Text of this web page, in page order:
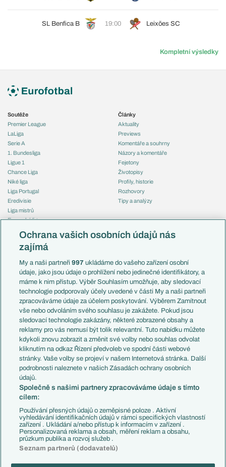
SL Benfica B 19:00 Leixões SC
Kompletní výsledky
Soutěže
Premier League
LaLiga
Serie A
1. Bundesliga
Ligue 1
Chance Liga
Niké liga
Liga Portugal
Eredivisie
Liga mistrů
Evropská liga
Mistrovství světa
Liga národů
Témata
Představení týmů MS
EuroSkauting
PL v kostce
Evropské koeficienty
Přestupy
Přestupové spekulace
Zranění
Kluby
Arsenal FC
Chelsea FC
Manchester United
AC Milán
Juventus FC
Bayern Mnichov
FC Barcelona
Real Madrid
Články
Aktuality
Previews
Komentáře a souhrny
Názory a komentáře
Fejetony
Životopisy
Profily, historie
Rozhovory
Tipy a analýzy
Česko
Francie
Itálie
Německo
Španělsko
Argentina
Brazílie
Přestupy
Zápasy
Livescore
Tipovací soutěž
Ochrana vašich osobních údajů nás
zajímá
My a naši partneři997 ukládáme do vašeho zařízení osobní
údaje, jako jsou údaje o prohlížení nebo jedinečné identifikátory, a
máme k nim přístup. Výběr Souhlasím umožňuje, aby sledovací
technologie podporovaly účely uvedené v části My a naši partneři
zpracováváme údaje za účelem poskytování. Výběrem Zamítnout
vše nebo odvoláním svého souhlasu je zakážete. Pokud jsou
sledovací technologie zakázány, některé zobrazené obsahy a
reklamy pro vás nemusí být tolik relevantní. Tuto nabídku můžete
kdykoli znovu zobrazit a změnit své volby nebo souhlas odvolat
kliknutím na odkaz Řízení předvoleb ve spodní části webové
stránky. Vaše volby se projeví v našem Internetová stránka. Další
podrobnosti naleznete v našich Zásadách ochrany osobních
údajů.
Společně s našimi partnery zpracováváme údaje s tímto
cílem:
Používání přesných údajů o zeměpisné poloze . Aktivní
vyhledávání identifikačních údajů v rámci specifických vlastností
zařízení . Ukládání a/nebo přístup k informacím v zařízení .
Personalizovaná reklama a obsah, měření reklam a obsahu,
průzkum publika a rozvoj služeb .
Seznam partnerů (dodavatelů)